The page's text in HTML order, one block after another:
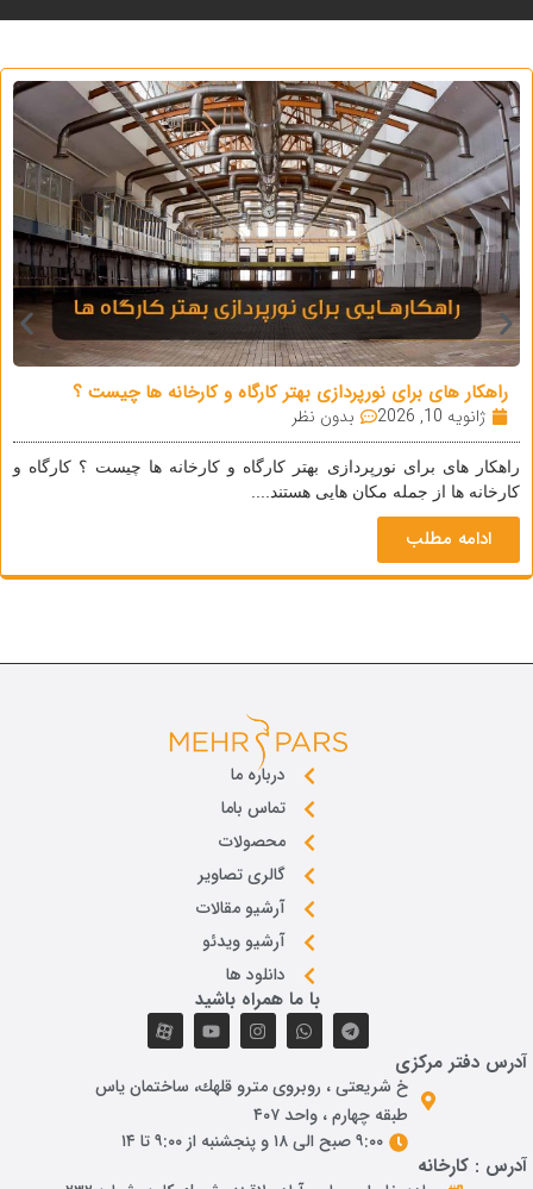
راهکار های برای نورپردازی بهتر کارگاه و کارخانه ها چیست ؟
ژانویه 10, 2026 بدون نظر
راهکار های برای نورپردازی بهتر کارگاه و کارخانه ها چیست ؟ کارگاه و
کارخانه ها از جمله مکان هایی هستند....
ادامه مطلب
درباره ما
تماس باما
محصولات
گالری تصاویر
آرشیو مقالات
آرشیو ویدئو
دانلود ها
با ما همراه باشید
آدرس دفتر مرکزی
خ شريعتی ، روبروی مترو قلهك، ساختمان ياس
طبقه چهارم ، واحد ۴۰۷
۹:۰۰ صبح الی ۱۸ و پنجشنبه از ۹:۰۰ تا ۱۴
آدرس : کارخانه